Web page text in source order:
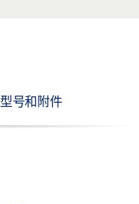
型号和附件